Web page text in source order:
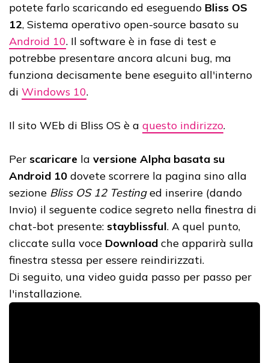
potete farlo scaricando ed eseguendo Bliss OS
12, Sistema operativo open-source basato su
Android 10. Il software è in fase di test e
potrebbe presentare ancora alcuni bug, ma
funziona decisamente bene eseguito all'interno
di Windows 10.
Il sito WEb di Bliss OS è a questo indirizzo.
Per scaricare la versione Alpha basata su
Android 10 dovete scorrere la pagina sino alla
sezione Bliss OS 12 Testinged inserire (dando
Invio) il seguente codice segreto nella finestra di
chat-bot presente: stayblissful. A quel punto,
cliccate sulla voce Download che apparirà sulla
finestra stessa per essere reindirizzati.
Di seguito, una video guida passo per passo per
l'installazione.